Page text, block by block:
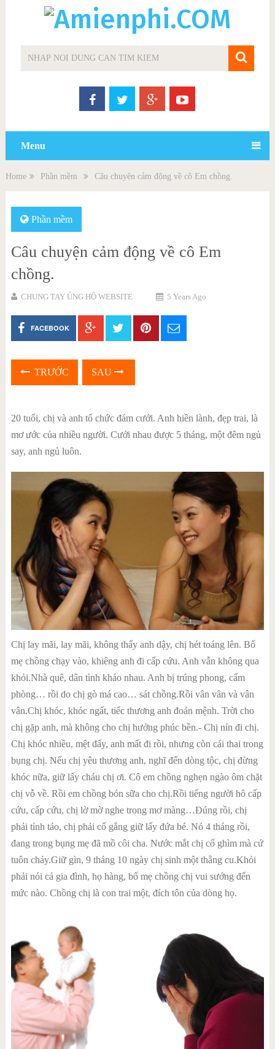
Menu
Home Phần mềm Câu chuyện cảm động về cô Em chồng.
Phần mềm
Câu chuyện cảm động về cô Em
chồng.
CHUNG TAY ỦNG HỘ WEBSITE 5 Years Ago
FACEBOOK
TRƯỚC SAU
20 tuổi, chị và anh tổ chức đám cưới. Anh hiền lành, đẹp trai, là
mơ ước của nhiều người. Cưới nhau được 5 tháng, một đêm ngủ
say, anh ngủ luôn.
Chị lay mãi, lay mãi, không thấy anh dậy, chị hét toáng lên. Bố
mẹ chồng chạy vào, khiêng anh đi cấp cứu. Anh vẫn không qua
khỏi.Nhà quê, dân tình kháo nhau. Anh bị trúng phong, cấm
phòng… rồi do chị gò má cao… sát chồng.Rồi vân vân và vân
vân.Chị khóc, khóc ngất, tiếc thương anh đoản mệnh. Trời cho
chị gặp anh, mà không cho chị hưởng phúc bền.- Chị nín đi chị.
Chị khóc nhiều, mệt đấy, anh mất đi rồi, nhưng còn cái thai trong
bụng chị. Nếu chị yêu thương anh, nghĩ đến dòng tộc, chị đừng
khóc nữa, giữ lấy cháu chị ơi. Cô em chồng nghẹn ngào ôm chặt
chị vỗ về. Rồi em chồng bón sữa cho chị.Rồi tiếng người hô cấp
cứu, cấp cứu, chị lờ mờ nghe trong mơ màng…Đúng rồi, chị
phải tỉnh táo, chị phải cố gắng giữ lấy đứa bé. Nó 4 tháng rồi,
đang trong bụng mẹ đã mồ côi cha. Nước mắt chị cố ghìm mà cứ
tuôn chảy.Giữ gìn, 9 tháng 10 ngày chị sinh một thằng cu.Khỏi
phải nói cả gia đình, họ hàng, bố mẹ chồng chị vui sướng đến
mức nào. Chồng chị là con trai một, đích tôn của dòng họ.